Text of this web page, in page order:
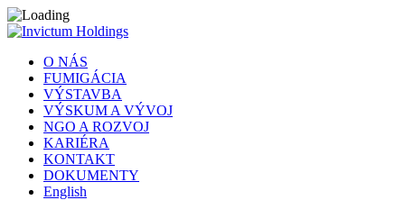
O NÁS
FUMIGÁCIA
VÝSTAVBA
VÝSKUM A VÝVOJ
NGO A ROZVOJ
KARIÉRA
KONTAKT
DOKUMENTY
English